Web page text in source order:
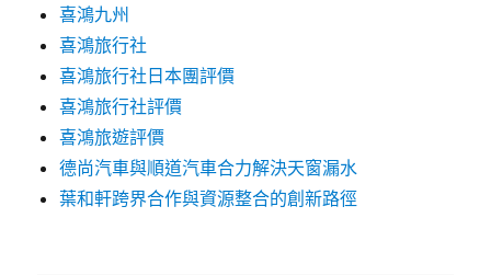
喜鴻九州
喜鴻旅行社
喜鴻旅行社日本團評價
喜鴻旅行社評價
喜鴻旅遊評價
德尚汽車與順道汽車合力解決天窗漏水
葉和軒跨界合作與資源整合的創新路徑